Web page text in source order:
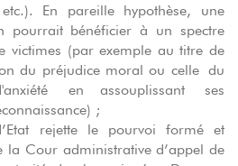
En pareille hypothèse, une
pourrait bénéficier à un spectre
victimes (par exemple au titre de
du préjudice moral ou celle du
en assouplissant ses
;
rejette le pourvoi formé et
la Cour administrative d’appel de